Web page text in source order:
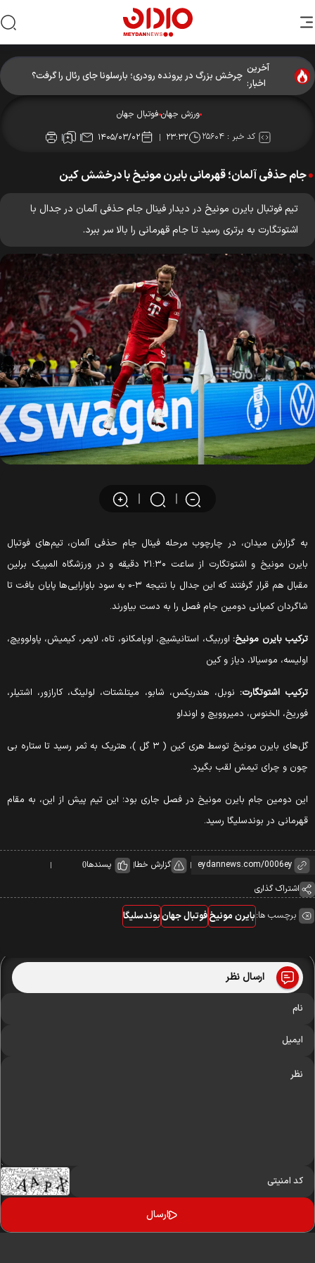
آخرین
اخبار:
چرخش بزرگ در پرونده رودری؛ بارسلونا جای رئال را گرفت؟
ورزش جهان فوتبال جهان
کد خبر :۲۵۶۰۴ ۲۳:۳۲ ۱۴۰۵/۰۳/۰۲
جام حذفی آلمان؛ قهرمانی بایرن مونیخ با درخشش کین
تیم فوتبال بایرن مونیخ در دیدار فینال جام حذفی آلمان در جدال با
اشتوتگارت به برتری رسید تا جام قهرمانی را بالا سر ببرد.
به گزارش میدان، در چارچوب مرحله فینال جام حذفی آلمان، تیم‌های فوتبال
بایرن مونیخ و اشتوتگارت از ساعت ۲۱:۳۰ دقیقه و در ورزشگاه المپیک برلین
مقبال هم قرار گرفتند که این جدال با نتیجه ۳-۰ به سود باوارایی‌ها پایان یافت تا
شاگردان کمپانی دومین جام فصل را به دست بیاورند.
ترکیب بایرن مونیخ: اوربیگ، استانیشیچ، اوپامکانو، تاه، لایمر، کیمیش، پاولوویچ،
اولیسه، موسیالا، دیاز و کین
ترکیب اشتوتگارت: نوبل، هندریکس، شابو، میتلشتات، لولینگ، کارازور، اشتیلر،
فوریخ، الخنوس، دمیروویچ و اونداو
گل‌های بایرن مونیخ توسط هری کین ( ۳ گل )، هتریک به ثمر رسید تا ستاره بی
چون و چرای تیمش لقب بگیرد.
این دومین جام بایرن مونیخ در فصل جاری بود؛ این تیم پیش از این، به مقام
قهرمانی در بوندسلیگا رسید.
گزارش خطا پسندها0
اشتراک گذاری
برچسب ها:بایرن مونیخفوتبال جهانبوندسلیگا
ارسال نظر